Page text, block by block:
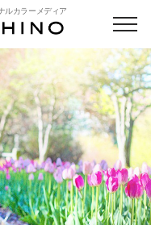
ルカラーメディア